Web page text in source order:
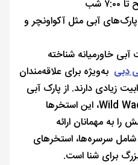
پارک‌های آبی مثل آکواونچر و
خاورمیانه شناخته
دبی به‌ویژه برای علاقه‌مندان
زیادی دارند. از پارک آبی
آکواونچر گرفته تا پارک آبی Wild Wadi، این استخرها
را به مهمانان ارائه
سرسره‌ها، استخرهای
برای شنا است.